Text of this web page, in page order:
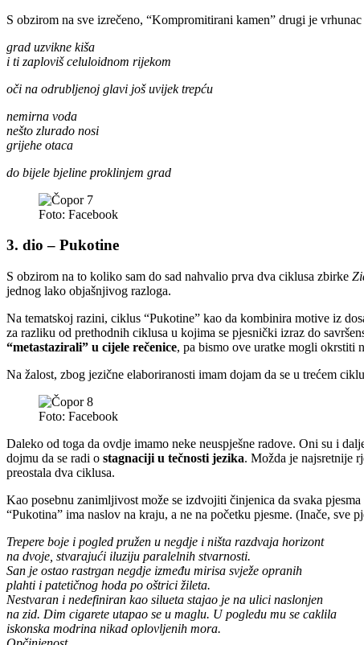
S obzirom na sve izrečeno, “Kompromitirani kamen” drugi je
grad uzvikne kiša
i ti zaploviš celuloidnom rijekom
oči na odrubljenoj glavi još uvijek trepću
nemirna voda
nešto zlurado nosi
grijehe otaca
do bijele bjeline proklinjem grad
Foto: Facebook
3. dio – Pukotine
S obzirom na to koliko sam do sad nahvalio prva dva ciklusa zbirke
jednog lako objašnjivog razloga.
Na tematskoj razini, ciklus “Pukotine” kao da kombinira motive iz
za razliku od prethodnih ciklusa u kojima se pjesnički izraz do
“metastazirali” u cijele rečenice, pa bismo ove uratke mogli okrstiti
Na žalost, zbog jezične elaboriranosti imam dojam da se u trećem
Foto: Facebook
Daleko od toga da ovdje imamo neke neuspješne radove. Oni su i
dojmu da se radi o stagnaciji u tečnosti jezika. Možda je najsretnije
preostala dva ciklusa.
Kao posebnu zanimljivost može se izdvojiti činjenica da svaka
“Pukotina” ima naslov na kraju, a ne na početku pjesme. (Inače, sve
Trepere boje i pogled pružen u negdje i ništa razdvaja horizont
na dvoje, stvarajući iluziju paralelnih stvarnosti.
San je ostao rastrgan negdje između mirisa svježe opranih
plahti i patetičnog hoda po oštrici žileta.
Nestvaran i nedefiniran kao silueta stajao je na ulici naslonjen
na zid. Dim cigarete utapao se u maglu. U pogledu mu se caklila
iskonska modrina nikad oplovljenih mora.